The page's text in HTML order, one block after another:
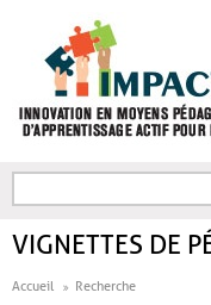
FORMULAIRE DE
VIGNETTES DE
Accueil Recherche